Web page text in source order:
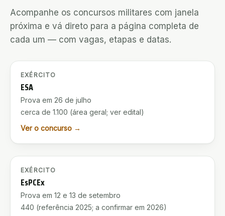
Acompanhe os concursos militares com janela
próxima e vá direto para a página completa de
cada um — com vagas, etapas e datas.
INSCRIÇÕES ABERTAS
EXÉRCITO
ESA
Prova em 26 de julho
cerca de 1.100 (área geral; ver edital)
Ver o concurso →
INSCRIÇÕES ABERTAS
EXÉRCITO
EsPCEx
Prova em 12 e 13 de setembro
440 (referência 2025; a confirmar em 2026)